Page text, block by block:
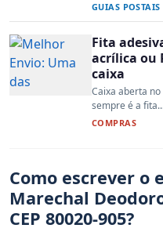
GUIAS POSTAIS
Fita
acrílica ou
caixa
Caixa aberta
sempre é a
COMPRAS
Como escrever o
Marechal
CEP 80020-905?